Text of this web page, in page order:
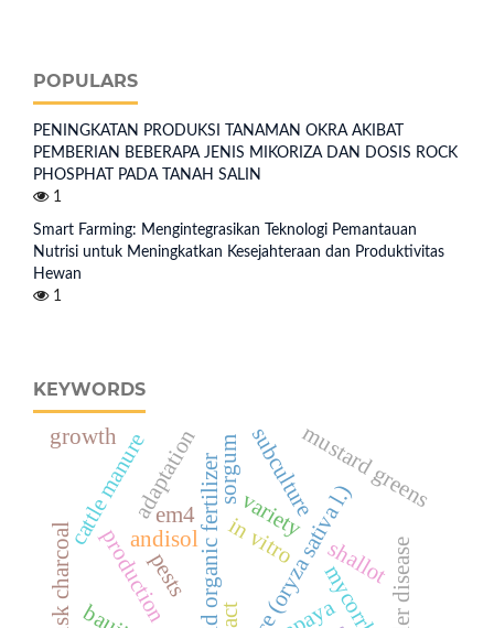
POPULARS
PENINGKATAN PRODUKSI TANAMAN OKRA AKIBAT
PEMBERIAN BEBERAPA JENIS MIKORIZA DAN DOSIS ROCK
PHOSPHAT PADA TANAH SALIN
1
Smart Farming: Mengintegrasikan Teknologi Pemantauan
Nutrisi untuk Meningkatkan Kesejahteraan dan Produktivitas
Hewan
1
KEYWORDS
variety
andisol rice (oryza sativa l.)
liquid organic fertilizer
production
mustard greens
adaptation
in vitro
subculture
shallotmoler disease
cattle manure
growth sorgum
pests
em4